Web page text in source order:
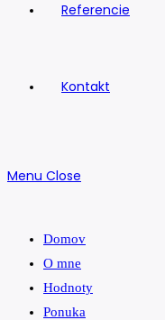
Referencie
Kontakt
Menu Close
Domov
O mne
Hodnoty
Ponuka